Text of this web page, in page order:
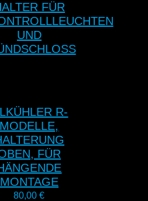
FÜR
UND
R-
MODELLE,
FÜR
MONTAGE
80,00€